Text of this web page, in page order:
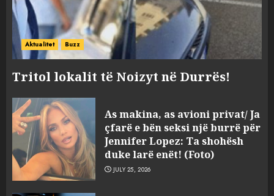
Aktualitet Buzz
Tritol lokalit të Noizyt në Durrës!
As makina, as avioni privat/ Ja
çfarë e bën seksi një burrë për
Jennifer Lopez: Ta shohësh
duke larë enët! (Foto)
JULY 25, 2026
3
Sherr në burgun e Fierit, dy të
burgosur përfundojnë në
spital! (Emrat)